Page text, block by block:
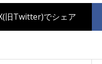
旧Twitter)でシェア